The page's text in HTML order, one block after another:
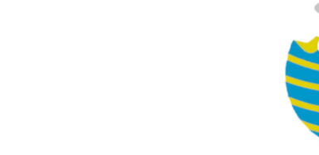
Strefa rodzica
Strefa ucznia
Bursa/Internat